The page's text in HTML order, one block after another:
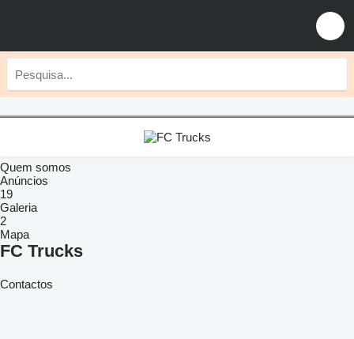
Quem somos
Anúncios
19
Galeria
2
Mapa
FC Trucks
Contactos